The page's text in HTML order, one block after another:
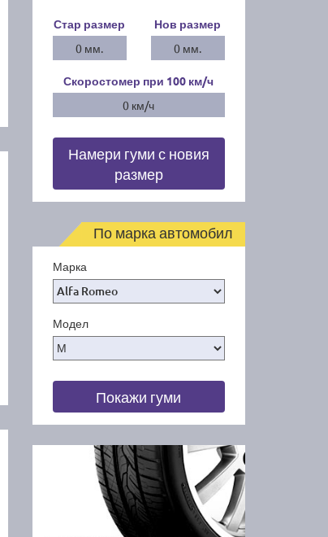
Стар размер
0 мм.
Нов размер
0 мм.
Скоростомер при 100 км/ч
0 км/ч
Намери гуми с новия
размер
По марка автомобил
Марка
Модел
Покажи гуми